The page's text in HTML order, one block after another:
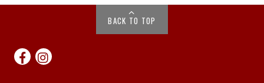
BACK TO TOP